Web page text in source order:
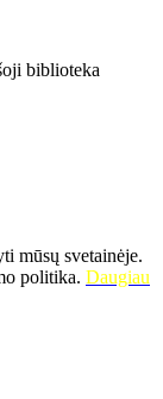
biblioteka
mūsų svetainėje.
politika. Daugiau